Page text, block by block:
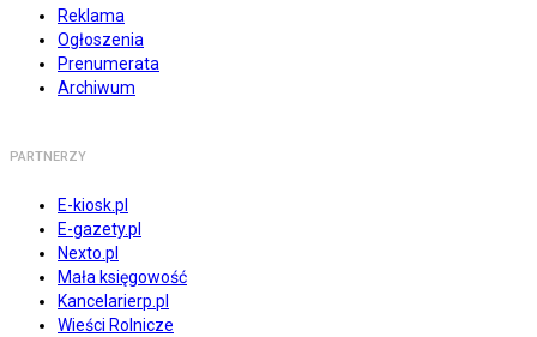
Reklama
Ogłoszenia
Prenumerata
Archiwum
PARTNERZY
E-kiosk.pl
E-gazety.pl
Nexto.pl
Mała księgowość
Kancelarierp.pl
Wieści Rolnicze